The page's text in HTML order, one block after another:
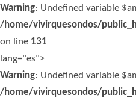
Warning: Undefined variable
/home/vivirquesondos/
on line 131
lang="es">
Warning: Undefined variable
/home/vivirquesondos/